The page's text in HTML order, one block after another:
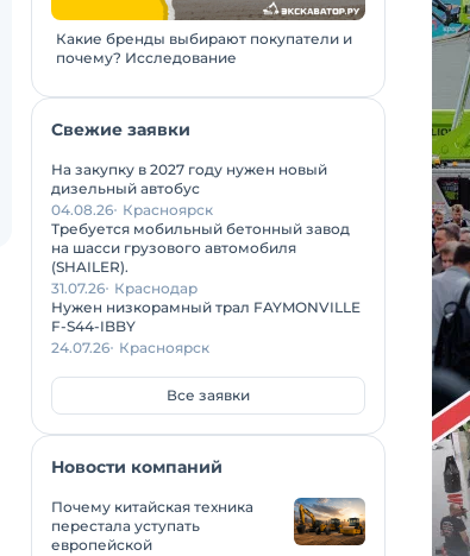
Какие бренды выбирают покупатели и
почему? Исследование
Свежие заявки
На закупку в 2027 году нужен новый
дизельный автобус
04.08.26 Красноярск
Требуется мобильный бетонный завод
на шасси грузового автомобиля
(SHAILER).
31.07.26 Краснодар
Нужен низкорамный трал FAYMONVILLE
F-S44-IBBY
24.07.26 Красноярск
Все заявки
Новости компаний
Почему китайская техника
перестала уступать
европейской